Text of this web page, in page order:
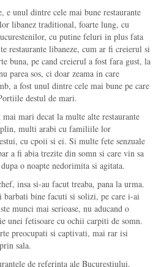
e unul dintre cele mai bune restaurante
libanez traditional, foarte lung, cu
cu putine feluri in plus fata
restaurante libaneze, cum ar fi creierul si
buna, pe cand creierul a fost fara gust, la
parea sos, ci doar zeama in care
a fost unul dintre cele mai bune pe care
destul de mari.
mari decat la multe alte restaurante
plin, multi arabi cu familiile lor
cu cpoii si ei. Si multe fete senzuale
a fi abia trezite din somn si care vin sa
o noapte nedorimita si agitata.
insa si-au facut treaba, pana la urma.
bine facuti si solizi, pe care i-ai
munci mai serioase, nu aducand o
unei fetisoare cu ochii carpiti de somn.
preocupati si captivati, mai rar isi
sala.
de referinta ale Bucurestiului,